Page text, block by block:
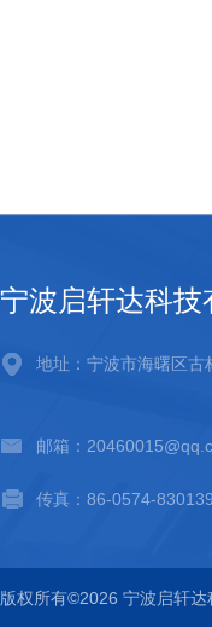
宁波启轩达科技
地址：宁波市海曙区古
邮箱：
传真：86-0574-
版权所有©2026 宁波启轩